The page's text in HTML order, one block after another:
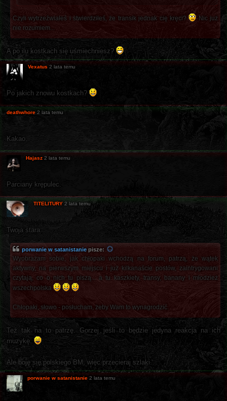
Czyli wytrzeźwiałeś i stwierdziłeś, że transik jednak cię kręci?
Nic już
nie rozumiem...
A po ilu kostkach się uśmiechniesz?
Vexatus 2 lata temu
Po jakich znowu kostkach?
deathwhore 2 lata temu
Kakao.
Hajasz 2 lata temu
Parciany krępulec.
TITELITURY 2 lata temu
Twoja stara.
porwanie w satanistanie pisze:
Wyobrażam sobie, jak chłopaki wchodzą na forum, patrzą, że wątek
aktywny, na pierwszym miejscu i już kilkanaście postów, zaintrygowani
czytają, co o nich tu piszą... a tu kaszkiety, transy, banany i młodzież
wszechpolska
Chłopaki, słowo - posłucham, żeby Wam to wynagrodzić.
Też tak na to patrzę. Gorzej jeśli to będzie jedyna reakcja na ich
muzykę.
Ale boję się polskiego BM, więc przecieraj szlaki.
porwanie w satanistanie 2 lata temu